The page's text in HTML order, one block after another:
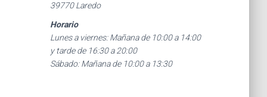
39770 Laredo
Horario
Lunes a viernes: Mañana de 10:00 a 14:00
y tarde de 16:30 a 20:00
Sábado: Mañana de 10:00 a 13:30